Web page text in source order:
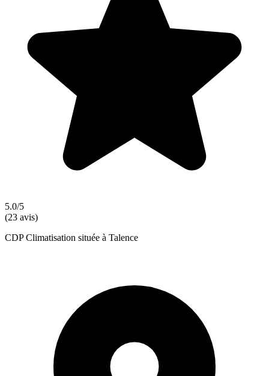
5.0/5
(23 avis)
CDP Climatisation située à Talence